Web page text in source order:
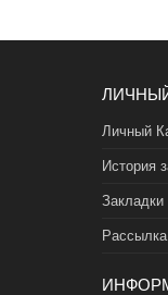
Личный
История
Закладки
Рассылка